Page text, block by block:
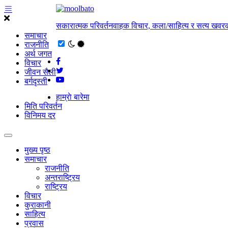
समाचार
राजनीति
अर्थ जगत
विचार
जीवन सैली
बर्गदृस्ती
सकारात्मक परिवर्तनवाहक विचार, कला/साहित्य र सत्य
हाम्राे बारेमा
मिति परिवर्तन
विनिमय दर
मुख्य पृष्ठ
समाचार
राजनीति
अन्तराष्ट्रिय
राष्ट्रिय
विचार
कुराकानी
साहित्य
प्रवास